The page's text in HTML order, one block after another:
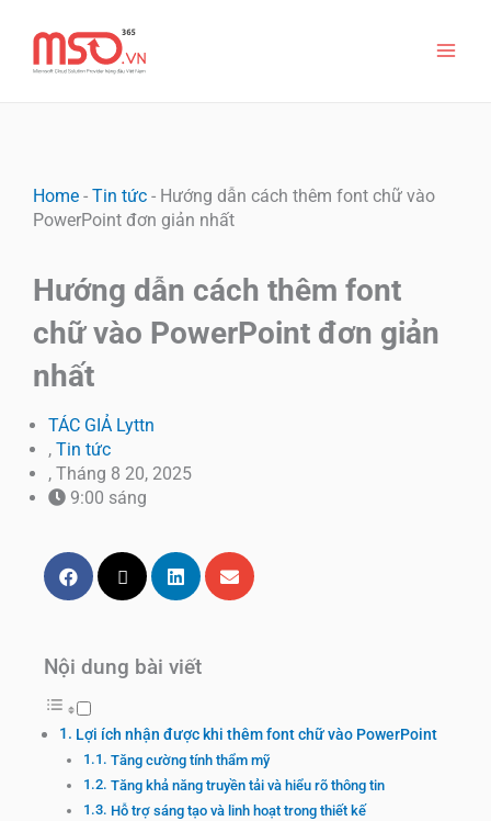
Home - Tin tức - Hướng dẫn cách thêm font chữ vào
PowerPoint đơn giản nhất
Hướng dẫn cách thêm font
chữ vào PowerPoint đơn giản
nhất
TÁC GIẢLyttn
, Tin tức
, Tháng 8 20, 2025
9:00 sáng
Nội dung bài viết
Lợi ích nhận được khi thêm font chữ vào PowerPoint
Tăng cường tính thẩm mỹ
Tăng khả năng truyền tải và hiểu rõ thông tin
Hỗ trợ sáng tạo và linh hoạt trong thiết kế